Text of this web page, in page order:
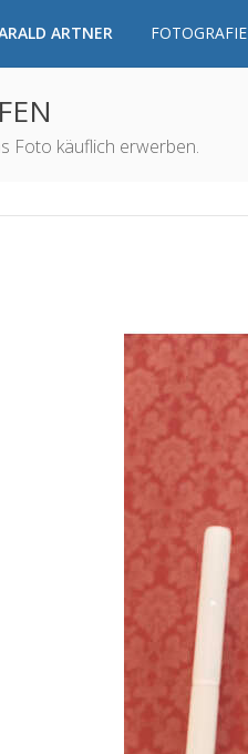
ARTNER FOTOGRAFIE
Foto käuflich erwerben.